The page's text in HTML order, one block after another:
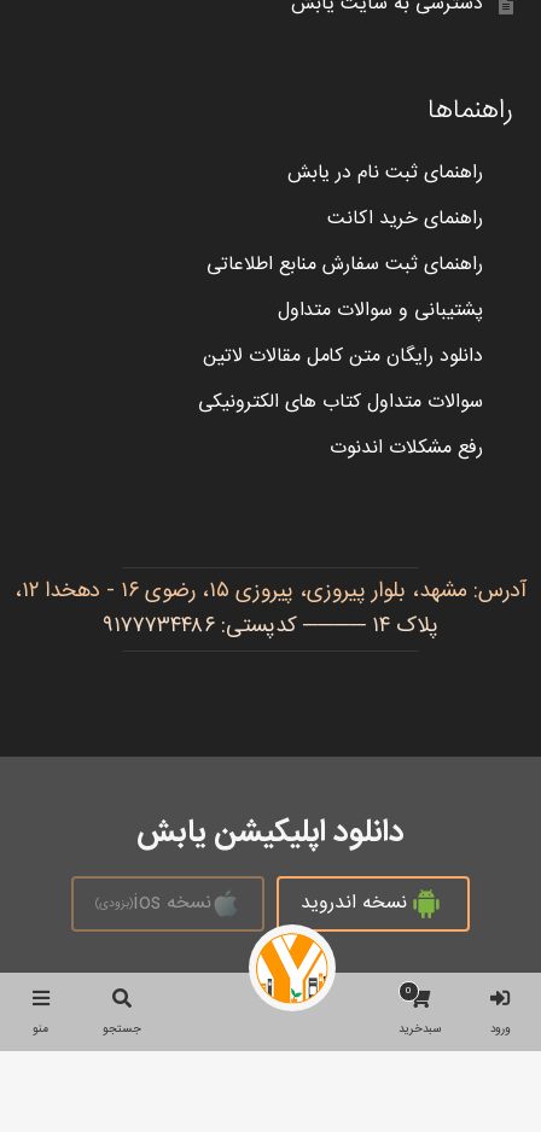
راهنماها
راهنمای ثبت نام در یابش
راهنمای خرید اکانت
راهنمای ثبت سفارش منابع اطلاعاتی
پشتیبانی و سوالات متداول
دانلود رایگان متن کامل مقالات لاتین
سوالات متداول کتاب های الکترونیکی
رفع مشکلات اندنوت
ورود
0
سبدخرید جستجو منو
آدرس: مشهد، بلوار پیروزی، پیروزی ۱۵، رضوی ۱۶ - دهخدا ۱۲،
پلاک ۱۴ ──── کدپستی: ۹۱۷۷۷۳۴۴۸۶
دانلود اپلیکیشن یابش
نسخه اندروید نسخه ios (بزودی)
تمام حقوق محفوظ است © 2026